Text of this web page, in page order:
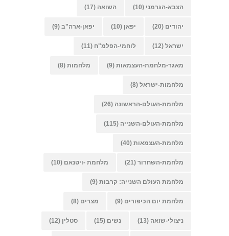
הצבא-הגרמני (10) השואה (17)
יהודים (20) יפאן (10) יפאן-ארה"ב (9)
ישראל (12) לוחמי-הפלמ"ח (11)
מאגר-מלחמת-העצמאות (9) מלחמות (8)
מלחמות-ישראל (8)
מלחמת-העולם-הראשונה (26)
מלחמת-העולם-השנייה (115)
מלחמת-העצמאות (40)
מלחמת-השחרור (21) מלחמת -ויטנאם (10)
מלחמת העולם השנייה: קרבות (9)
מלחמת יום הכיפורים (9) מצרים (8)
ניצולי-שואה (13) נשים (15) סטלין (12)